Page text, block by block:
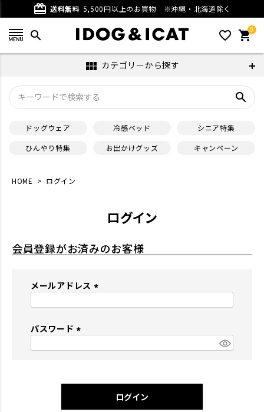
card_giftcard 送料無料 5,500円以上のお買物 ※沖縄・北海道除く
search favorite_outline 0
shopping_cart
view_module カテゴリーから探す
search
ドッグウェア 冷感ベッド
シニア特集
ひんやり特集
お出かけグッズ キャンペーン
HOME ログイン
ログイン
会員登録がお済みのお客様
メールアドレス
パスワード
)
ログイン